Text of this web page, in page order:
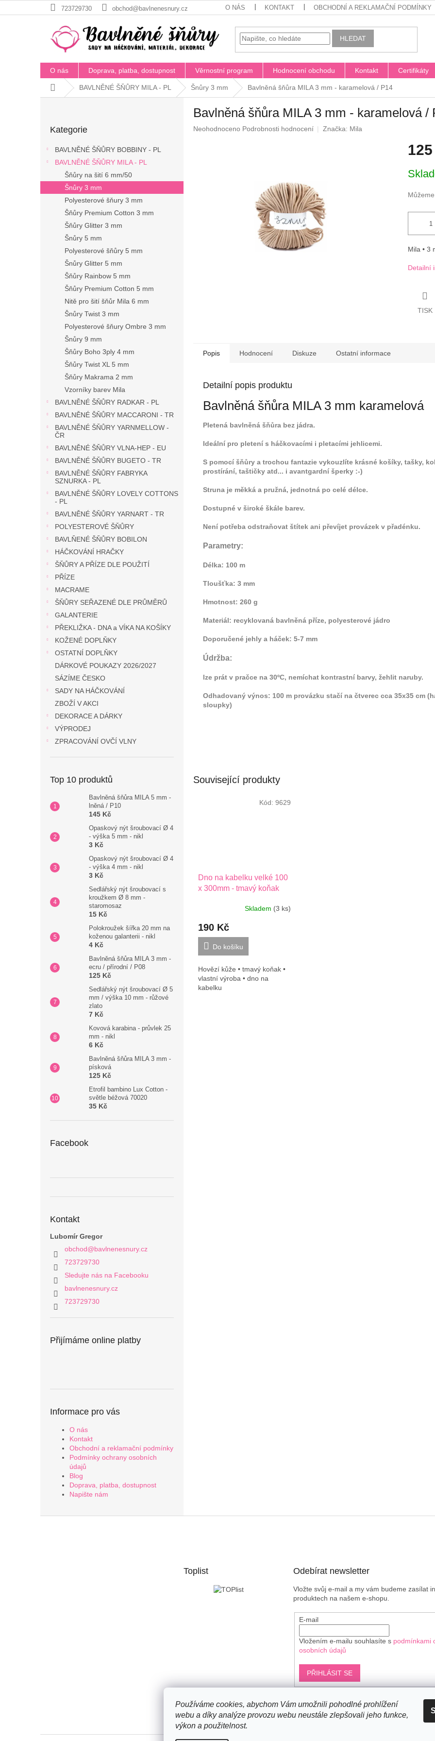
Používáme cookies, abychom Vám umožnili pohodlné prohlížení
webu a díky analýze provozu webu neustále zlepšovali jeho funkce,
výkon a použitelnost.
na
723729730 obchod@bavlnenesnury.cz O NÁS KONTAKT OBCHODNÍ A REKLAMAČNÍ PODMÍNKY
HLEDAT
O nás Doprava, platba, dostupnost Věrnostní program Hodnocení obchodu Kontakt Certifikáty
Domů BAVLNĚNÉ ŠŇŮRY MILA - PL Šnůry 3 mm Bavlněná šňůra MILA 3 mm - karamelová / P14
kategorie
Kategorie
BAVLNĚNÉ ŠŇŮRY BOBBINY - PL
BAVLNĚNÉ ŠŇŮRY MILA - PL
Šňůry na šití 6 mm/50
Šnůry 3 mm
Polyesterové šňury 3 mm
Šňůry Premium Cotton 3 mm
Šňůry Glitter 3 mm
Šnůry 5 mm
Polyesterové šňůry 5 mm
Šnůry Glitter 5 mm
Šňůry Rainbow 5 mm
Šňůry Premium Cotton 5 mm
Nitě pro šití šňůr Mila 6 mm
Šnůry Twist 3 mm
Polyesterové šňury Ombre 3 mm
Šnůry 9 mm
Šňůry Boho 3ply 4 mm
Šňůry Twist XL 5 mm
Šňůry Makrama 2 mm
Vzorníky barev Mila
BAVLNĚNÉ ŠŇŮRY RADKAR - PL
BAVLNĚNÉ ŠŇŮRY MACCARONI - TR
BAVLNĚNÉ ŠŇŮRY YARNMELLOW -
ČR
BAVLNĚNÉ ŠŇŮRY VLNA-HEP - EU
BAVLNĚNÉ ŠŇŮRY BUGETO - TR
BAVLNĚNÉ ŠŇŮRY FABRYKA
SZNURKA - PL
BAVLNĚNÉ ŠŇŮRY LOVELY COTTONS
- PL
BAVLNĚNÉ ŠŇŮRY YARNART - TR
POLYESTEROVÉ ŠŇŮRY
BAVLŇENÉ ŠŇŮRY BOBILON
HÁČKOVÁNÍ HRAČKY
ŠŇŮRY A PŘÍZE DLE POUŽITÍ
PŘÍZE
MACRAME
ŠŇŮRY SEŘAZENÉ DLE PRŮMĚRŮ
GALANTERIE
PŘEKLIŽKA - DNA a VÍKA NA KOŠÍKY
KOŽENÉ DOPLŇKY
OSTATNÍ DOPLŇKY
DÁRKOVÉ POUKAZY 2026/2027
SÁZÍME ČESKO
SADY NA HÁČKOVÁNÍ
ZBOŽÍ V AKCI
DEKORACE A DÁRKY
VÝPRODEJ
ZPRACOVÁNÍ OVČÍ VLNY
Top 10 produktů
Bavlněná šňůra MILA 5 mm -
lněná / P10
145 Kč
Opaskový nýt šroubovací Ø 4
- výška 5 mm - nikl
3 Kč
Opaskový nýt šroubovací Ø 4
- výška 4 mm - nikl
3 Kč
Sedlářský nýt šroubovací s
kroužkem Ø 8 mm -
staromosaz
15 Kč
Polokroužek šířka 20 mm na
koženou galanterii - nikl
4 Kč
Bavlněná šňůra MILA 3 mm -
ecru / přírodní / P08
125 Kč
Sedlářský nýt šroubovací Ø 5
mm / výška 10 mm - růžové
zlato
7 Kč
Kovová karabina - průvlek 25
mm - nikl
6 Kč
Bavlněná šňůra MILA 3 mm -
písková
125 Kč
Etrofil bambino Lux Cotton -
světle béžová 70020
35 Kč
Facebook
Kontakt
Lubomír Gregor
obchod@bavlnenesnury.cz
723729730
Sledujte nás na Facebooku
bavlnenesnury.cz
723729730
Přijímáme online platby
Informace pro vás
O nás
Kontakt
Obchodní a reklamační podmínky
Podmínky ochrany osobních
údajů
Blog
Doprava, platba, dostupnost
Napište nám
Bavlněná šňůra MILA 3 mm - karamelová /
Průměrné
Neohodnoceno Podrobnosti hodnocení Značka: Mila
cena:
Mila • 3
Detailní
TISK
Popis Hodnocení Diskuze Ostatní informace
Detailní popis produktu
Bavlněná šňůra MILA 3 mm karamelová
Pletená bavlněná šňůra bez jádra.
Ideální pro pletení s háčkovacími i pletacími jehlicemi.
S pomocí šňůry a trochou fantazie vykouzlíte krásné košíky, tašky,
prostírání, taštičky atd... i avantgardní šperky :-)
Struna je měkká a pružná, jednotná po celé délce.
Dostupné v široké škále barev.
Není potřeba odstraňovat štítek ani převíjet provázek v přadénku.
Parametry:
Délka: 100 m
Tloušťka: 3 mm
Hmotnost: 260 g
Materiál: recyklovaná bavlněná příze, polyesterové jádro
Doporučené jehly a háček: 5-7 mm
Údržba:
lze prát v pračce na 30ºC, nemíchat kontrastní barvy, žehlit naruby.
Odhadovaný výnos: 100 m provázku stačí na čtverec cca 35x35 cm
sloupky)
Související produkty
Dno na kabelku velké 100
x 300mm - tmavý koňak
Skladem (3 ks)
190 Kč
Do košíku
Hovězí kůže • tmavý koňak •
vlastní výroba • dno na
kabelku
Kód: 9629
Toplist Odebírat newsletter
Vložte svůj e-mail a my vám budeme zasílat
produktech na našem e-shopu.
E-mail
Vložením e-mailu souhlasíte s podmínkami
osobních údajů
PŘIHLÁSIT SE
Shoptet.cz